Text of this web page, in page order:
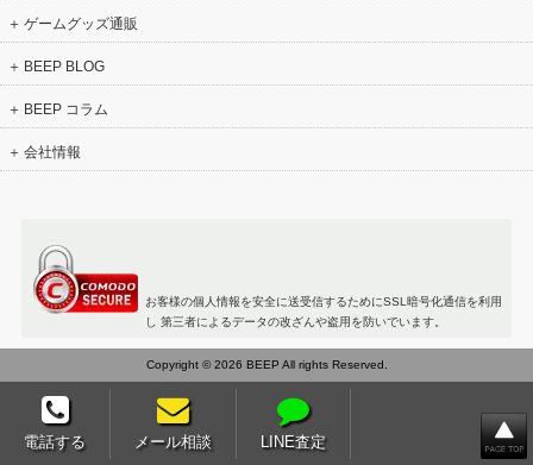
電話する メール相談 LINE査定
ゲームグッズ通販
BEEP BLOG
BEEP コラム
会社情報
お客様の個人情報を安全に送受信するためにSSL暗号化通信を利用
し 第三者によるデータの改ざんや盗用を防いでいます。
Copyright © 2026 BEEP All rights Reserved.